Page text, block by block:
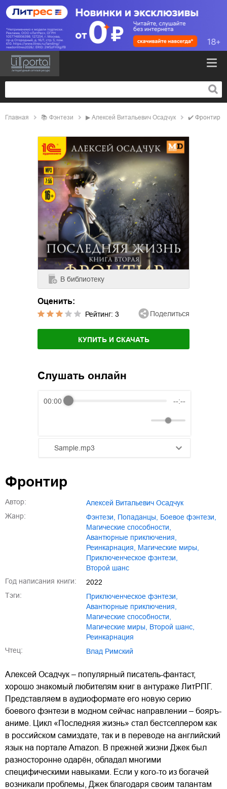
Главная 📚 фэнтези ▶ Алексей Витальевич Осадчук ✔️ Фронтир
В библиотеку
Оценить:
Рейтинг: 3 Поделиться
КУПИТЬ И СКАЧАТЬ
Слушать онлайн
00:00 --:--
Sample.mp3
02.mp3
14:00
Фронтир
Автор:
Алексей Витальевич Осадчук
Жанр:
фэнтези попаданцы боевое фэнтези
магические способности
авантюрные приключения
реинкарнация
магические миры
приключенческое фэнтези
второй шанс
Год написания книги:
2022
Тэги:
приключенческое фэнтези
авантюрные приключения
магические способности
магические миры
второй шанс
реинкарнация
Чтец:
Влад Римский
Алексей Осадчук – популярный писатель-фантаст,
хорошо знакомый любителям книг в антураже ЛитРПГ.
Представляем в аудиоформате его новую серию
боевого фэнтези в модном сейчас направлении – бояръ-
аниме. Цикл «Последняя жизнь» стал бестселлером как
в российском самиздате, так и в переводе на английский
язык на портале Amazon. В прежней жизни Джек был
разносторонне одарён, обладал многими
специфическими навыками. Если у кого-то из богачей
возникали проблемы, Джек благодаря своим талантам